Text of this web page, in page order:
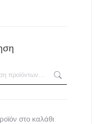
στο καλάθι